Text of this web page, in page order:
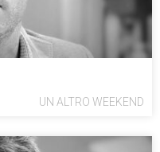
UN ALTRO WEEKEND